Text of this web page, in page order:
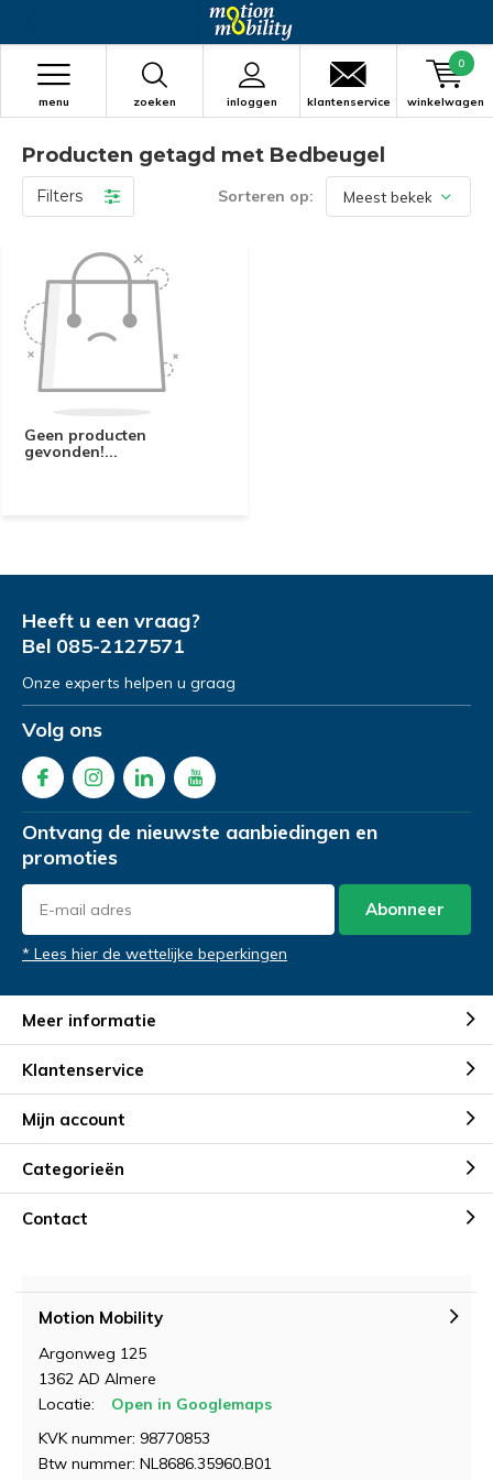
zoeken inloggen
menu klantenservice winkelwagen
0
Producten getagd met Bedbeugel
Filters Sorteren op:
Geen producten
gevonden!...
Heeft u een vraag?
Bel 085-2127571
Onze experts helpen u graag
Volg ons
Ontvang de nieuwste aanbiedingen en
promoties
Abonneer
* Lees hier de wettelijke beperkingen
Meer informatie
Klantenservice
Mijn account
Categorieën
Contact
Motion Mobility
Argonweg 125
1362 AD Almere
Locatie:
Open in Googlemaps
KVK nummer: 98770853
Btw nummer: NL8686.35960.B01